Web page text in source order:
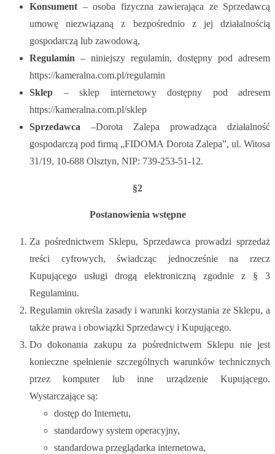
Konsument – osoba fizyczna zawierająca ze Sprzedawcą
umowę niezwiązaną z bezpośrednio z jej działalnością
gospodarczą lub zawodową,
Regulamin – niniejszy regulamin, dostępny pod adresem
https://kameralna.com.pl/regulamin
Sklep – sklep internetowy dostępny pod adresem
https://kameralna.com.pl/sklep
Sprzedawca –Dorota Zalepa prowadząca działalność
gospodarczą pod firmą „FIDOMA Dorota Zalepa”, ul. Witosa
31/19, 10-688 Olsztyn, NIP: 739-253-51-12.
§2
Postanowienia wstępne
Za pośrednictwem Sklepu, Sprzedawca prowadzi sprzedaż
treści cyfrowych, świadcząc jednocześnie na rzecz
Kupującego usługi drogą elektroniczną zgodnie z § 3
Regulaminu.
Regulamin określa zasady i warunki korzystania ze Sklepu, a
także prawa i obowiązki Sprzedawcy i Kupującego.
Do dokonania zakupu za pośrednictwem Sklepu nie jest
konieczne spełnienie szczególnych warunków technicznych
przez komputer lub inne urządzenie Kupującego.
Wystarczające są:
dostęp do Internetu,
standardowy system operacyjny,
standardowa przeglądarka internetowa,